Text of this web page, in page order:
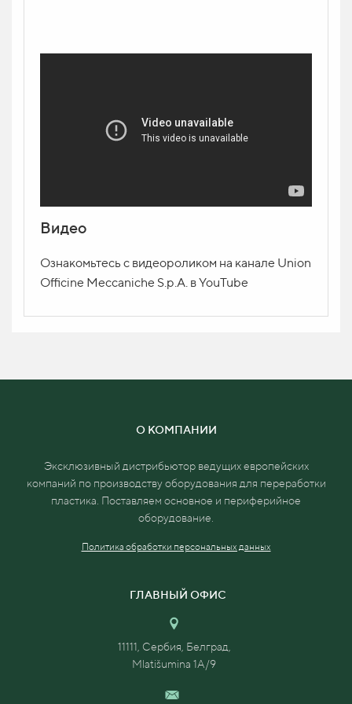
Видео
Ознакомьтесь с видеороликом на канале Union
Officine Meccaniche S.p.A. в YouTube
О КОМПАНИИ
Эксклюзивный дистрибьютор ведущих европейских
компаний по производству оборудования для переработки
пластика. Поставляем основное и периферийное
оборудование.
Политика обработки персональных данных
ГЛАВНЫЙ ОФИС
11111, Сербия, Белград,
Mlatišumina 1A/9